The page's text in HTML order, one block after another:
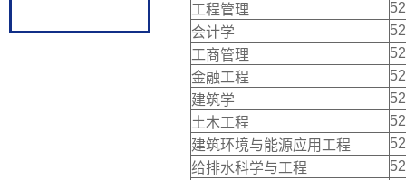
工程管理
会计学
工商管理
金融工程
建筑学
土木工程
建筑环境与能源应用工程
给排水科学与工程